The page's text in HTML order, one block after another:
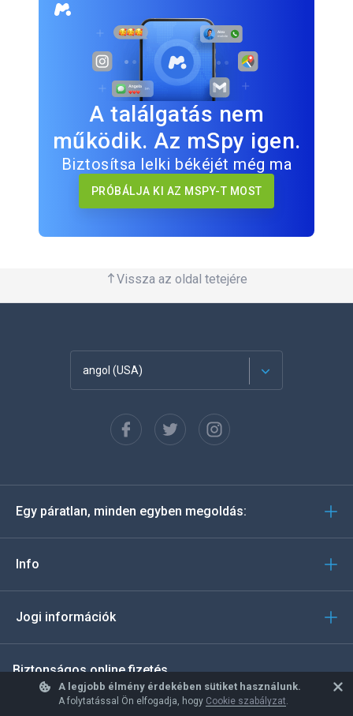
A találgatás nem
működik. Az mSpy igen.
Biztosítsa lelki békéjét még ma
PRÓBÁLJA KI AZ MSPY-T MOST
Vissza az oldal tetejére
A legjobb élmény érdekében sütiket használunk.
A folytatással Ön elfogadja, hogy Cookie szabályzat.
angol (USA)
Español
Deutsch
Türkçe
Egy páratlan, minden egyben megoldás:
Info
Jogi információk
Biztonságos online fizetés